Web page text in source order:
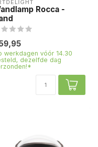
Rocca -
werkdagen vóór 14.30
dezelfde dag